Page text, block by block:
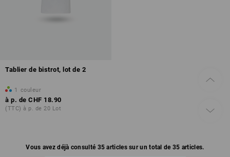
Tablier de bistrot, lot de 2
1 couleur
à p. de CHF 18.90
(TTC) à p. de 20 Lot
Vous avez déjà consulté 35 articles sur un total de 35 articles.